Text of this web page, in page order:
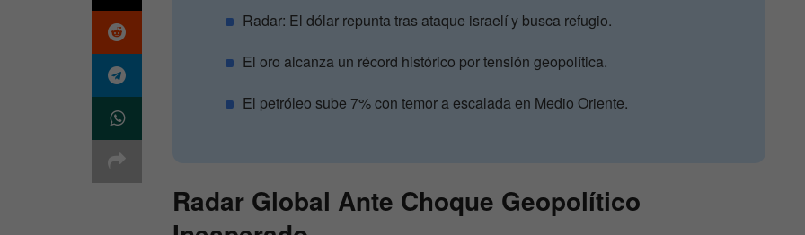
Radar: El dólar repunta tras ataque israelí y busca refugio.
El oro alcanza un récord histórico por tensión geopolítica.
El petróleo sube 7% con temor a escalada en Medio Oriente.
Radar Global Ante Choque Geopolítico